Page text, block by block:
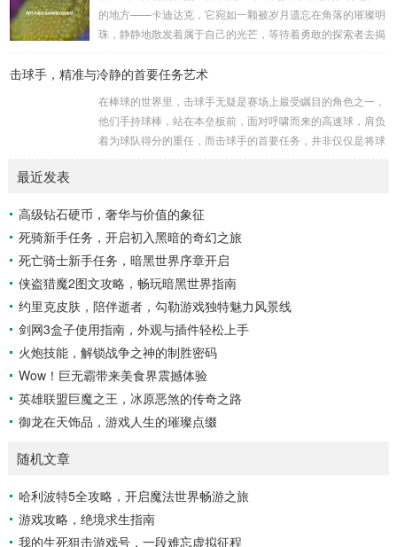
科学研究的外衣，实则干着违背人道、危害全球的勾当。 从
历史上看,生物武器的使用曾经给人类带来过惨痛的教训，在
战争时期，某些国家就曾利用细菌、病毒...
的地方——卡迪达克，它宛如一颗被岁月遗忘在角落的璀璨明
珠，静静地散发着属于自己的光芒，等待着勇敢的探索者去揭
复杂多样的地形地貌，高耸入云的山脉连绵起伏，像是大自然
照耀下闪耀着刺眼的银光，仿佛是大自然赐予这片土地的皇
冠，而山脚下，则是一片郁郁葱葱的森林，森林里树木种类繁
多，高大的乔木遮天蔽日，阳光只能透过枝叶的缝隙...
击球手，精准与冷静的首要任务艺术
在棒球的世界里，击球手无疑是赛场上最受瞩目的角色之一，
他们手持球棒，站在本垒板前，面对呼啸而来的高速球，肩负
着为球队得分的重任，而击球手的首要任务，并非仅仅是将球
滑球，击球手需要在极短的时间内，准确判断球的速度、方向
和落点，然后调整自己的击球动作，这不仅要求击球手具备出
色的视力和反应能力,更需要大量的训练来培养对球...
最近发表
高级钻石硬币，奢华与价值的象征
死骑新手任务，开启初入黑暗的奇幻之旅
死亡骑士新手任务，暗黑世界序章开启
侠盗猎魔2图文攻略，畅玩暗黑世界指南
约里克皮肤，陪伴逝者，勾勒游戏独特魅力风景线
剑网3盒子使用指南，外观与插件轻松上手
火炮技能，解锁战争之神的制胜密码
Wow！巨无霸带来美食界震撼体验
英雄联盟巨魔之王，冰原恶煞的传奇之路
御龙在天饰品，游戏人生的璀璨点缀
随机文章
哈利波特5全攻略，开启魔法世界畅游之旅
游戏攻略，绝境求生指南
我的生死狙击游戏号，一段难忘虚拟征程